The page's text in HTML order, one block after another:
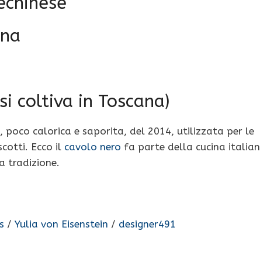
coltiva in Toscana)
poco calorica e saporita, del 2014, utilizzata per le
Ecco il cavolo nero fa parte della cucina
tradizione.
/ Yulia von Eisenstein / designer491